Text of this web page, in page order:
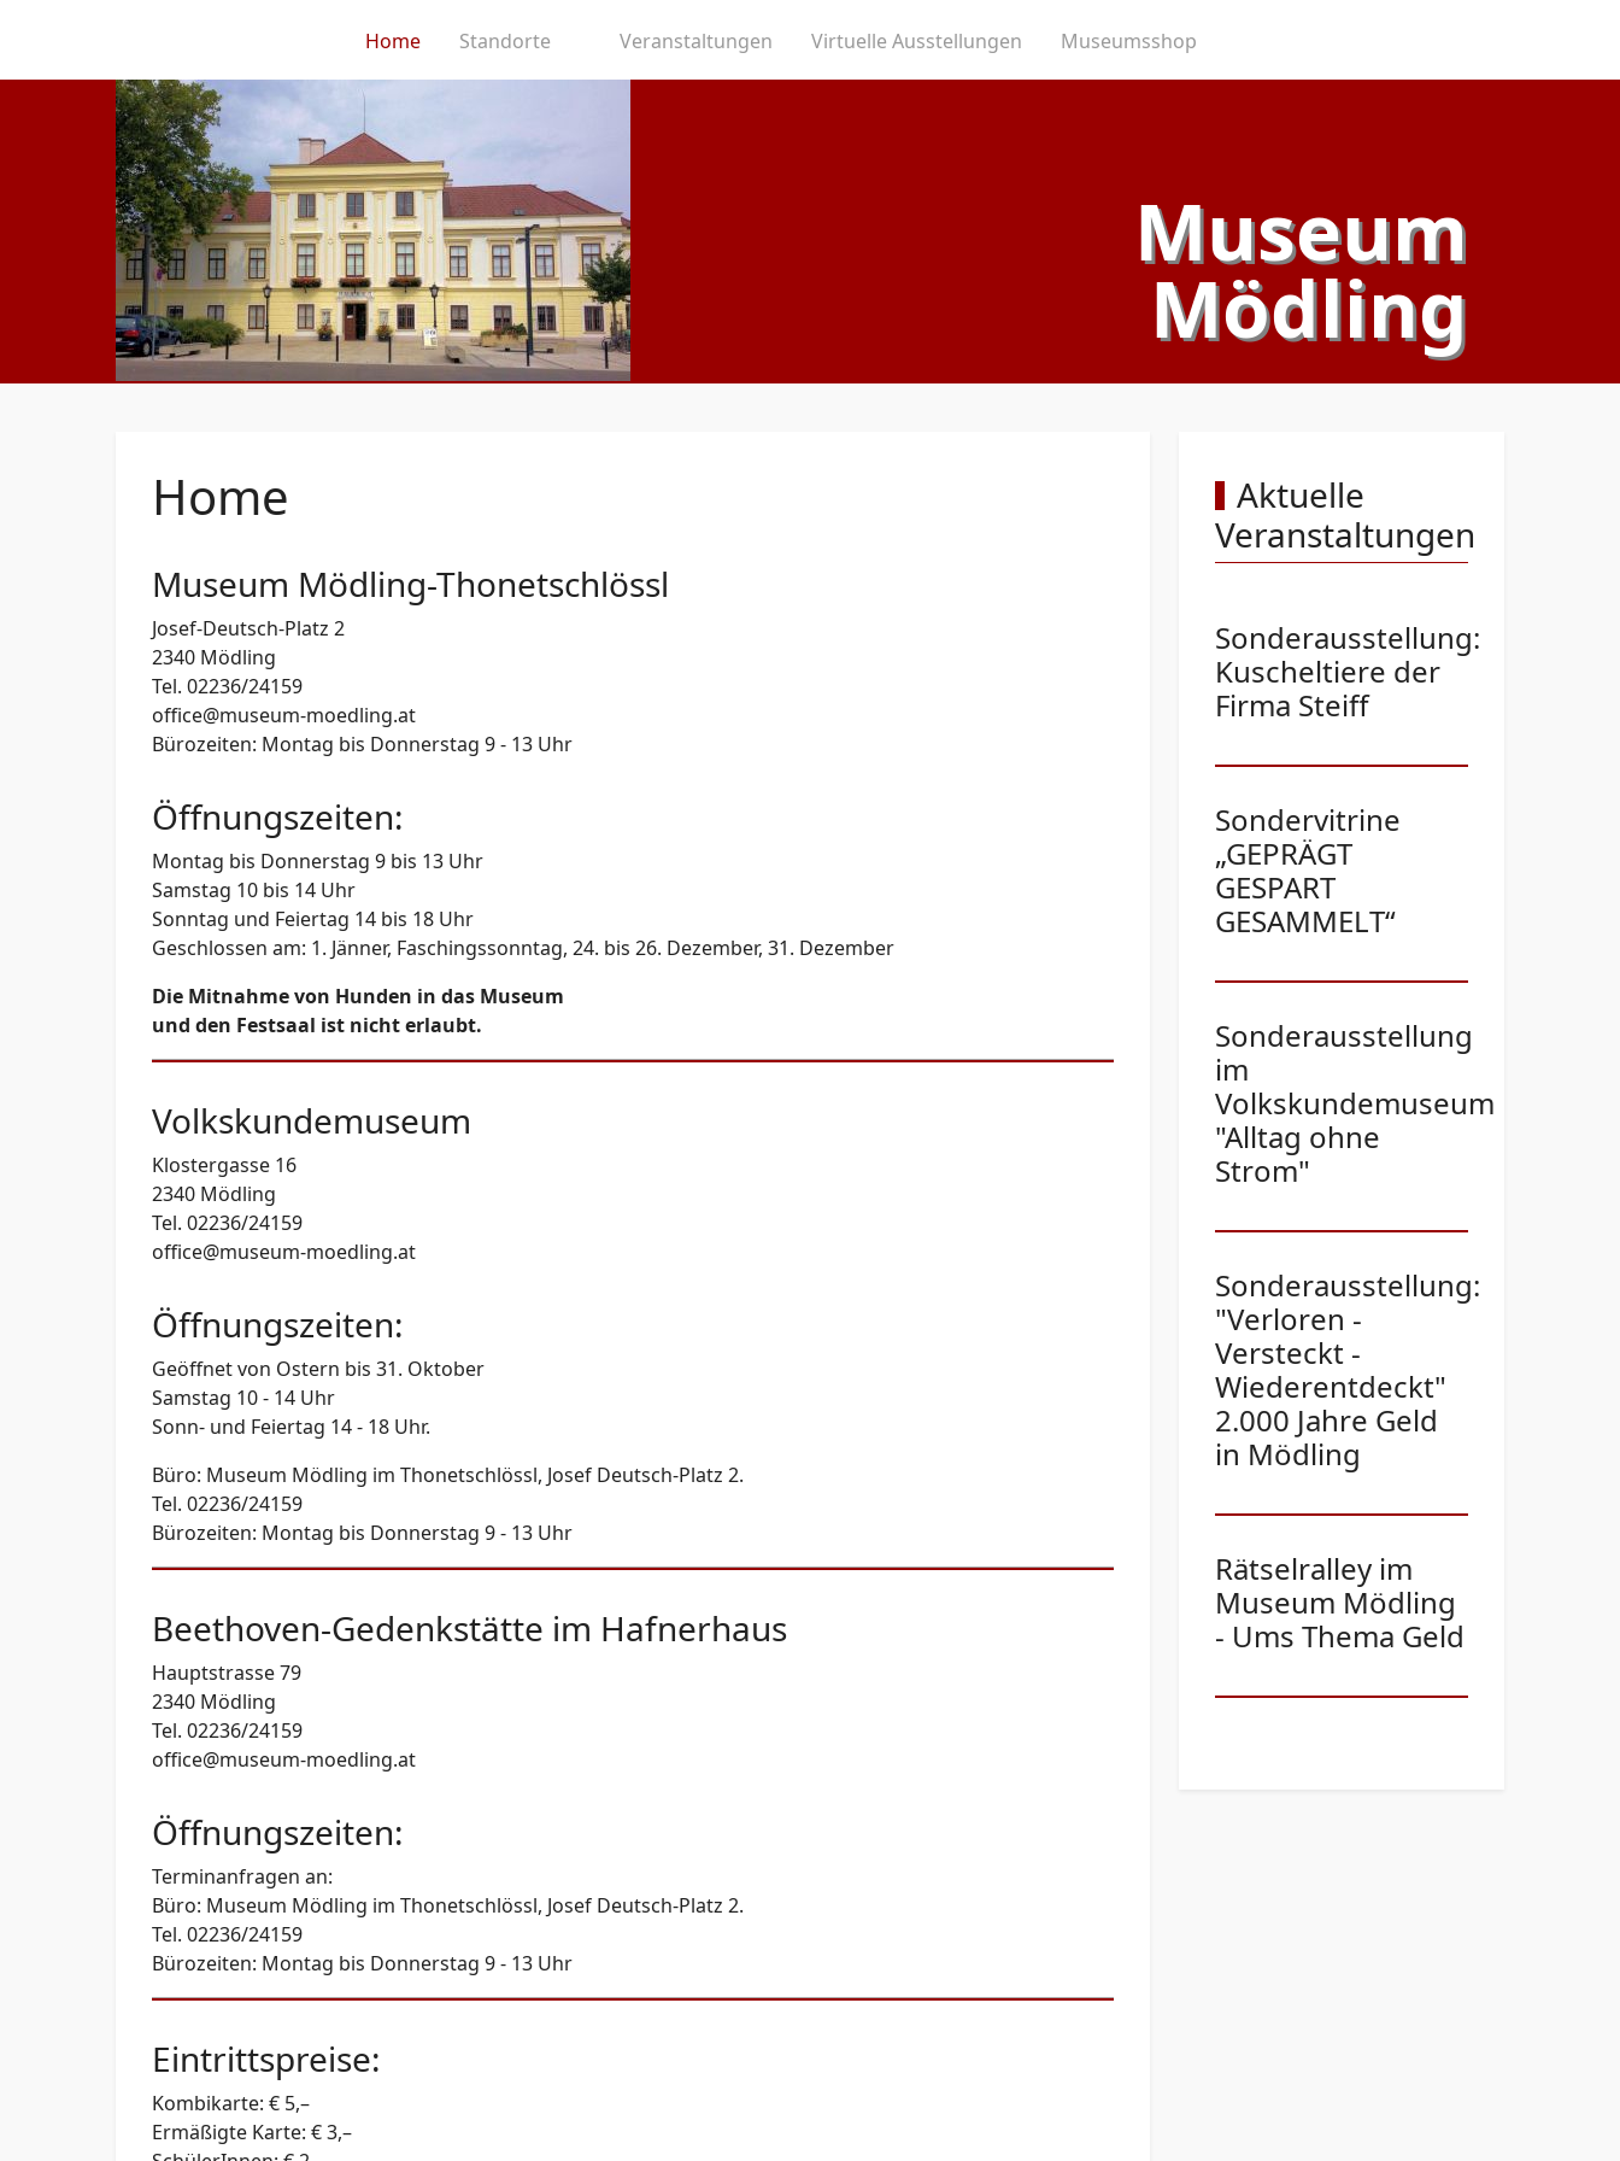
Home Standorte Veranstaltungen Virtuelle Ausstellungen Museumsshop
Museum
Mödling
Home
Museum Mödling-Thonetschlössl
Josef-Deutsch-Platz 2
2340 Mödling
Tel. 02236/24159
office@museum-moedling.at
Bürozeiten: Montag bis Donnerstag 9 - 13 Uhr
Öffnungszeiten:
Montag bis Donnerstag 9 bis 13 Uhr
Samstag 10 bis 14 Uhr
Sonntag und Feiertag 14 bis 18 Uhr
Geschlossen am: 1. Jänner, Faschingssonntag, 24. bis 26. Dezember, 31. Dezember
Die Mitnahme von Hunden in das Museum
und den Festsaal ist nicht erlaubt.
Volkskundemuseum
Klostergasse 16
2340 Mödling
Tel. 02236/24159
office@museum-moedling.at
Öffnungszeiten:
Geöffnet von Ostern bis 31. Oktober
Samstag 10 - 14 Uhr
Sonn- und Feiertag 14 - 18 Uhr.
Büro: Museum Mödling im Thonetschlössl, Josef Deutsch-Platz 2.
Tel. 02236/24159
Bürozeiten: Montag bis Donnerstag 9 - 13 Uhr
Beethoven-Gedenkstätte im Hafnerhaus
Hauptstrasse 79
2340 Mödling
Tel. 02236/24159
office@museum-moedling.at
Öffnungszeiten:
Terminanfragen an:
Büro: Museum Mödling im Thonetschlössl, Josef Deutsch-Platz 2.
Tel. 02236/24159
Bürozeiten: Montag bis Donnerstag 9 - 13 Uhr
Eintrittspreise:
Kombikarte: € 5,–
Ermäßigte Karte: € 3,–
Aktuelle
Veranstaltungen
Sonderausstellung:
Kuscheltiere der
Firma Steiff
Sondervitrine
„GEPRÄGT
GESPART
GESAMMELT“
Sonderausstellung
im
Volkskundemuseum
"Alltag ohne
Strom"
Sonderausstellung:
"Verloren -
Versteckt -
Wiederentdeckt"
2.000 Jahre Geld
in Mödling
Rätselralley im
Museum Mödling
- Ums Thema Geld